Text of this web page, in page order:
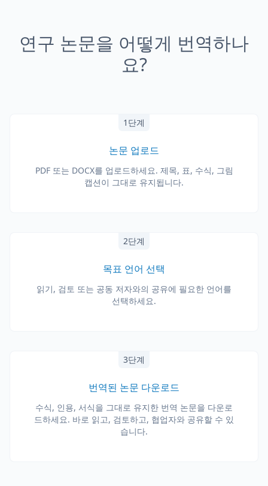
연구 논문을 어떻게 번역하나
요?
1단계
논문 업로드
PDF 또는 DOCX를 업로드하세요. 제목, 표, 수식, 그림
캡션이 그대로 유지됩니다.
2단계
목표 언어 선택
읽기, 검토 또는 공동 저자와의 공유에 필요한 언어를
선택하세요.
3단계
번역된 논문 다운로드
수식, 인용, 서식을 그대로 유지한 번역 논문을 다운로
드하세요. 바로 읽고, 검토하고, 협업자와 공유할 수 있
습니다.